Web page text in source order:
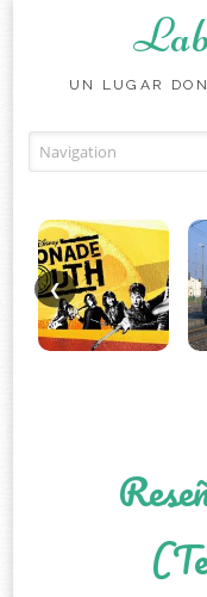
UN LUGAR
❮